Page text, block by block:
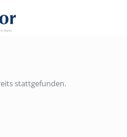
stattgefunden.